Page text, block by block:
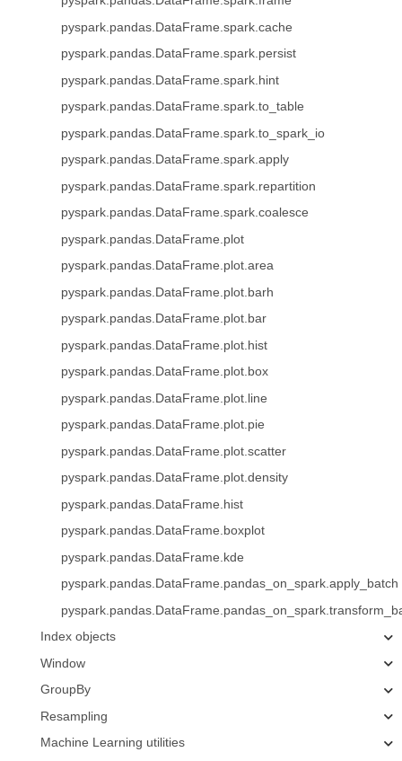
pyspark.pandas.DataFrame.spark.cache
pyspark.pandas.DataFrame.spark.persist
pyspark.pandas.DataFrame.spark.hint
pyspark.pandas.DataFrame.spark.to_table
pyspark.pandas.DataFrame.spark.to_spark_io
pyspark.pandas.DataFrame.spark.apply
pyspark.pandas.DataFrame.spark.repartition
pyspark.pandas.DataFrame.spark.coalesce
pyspark.pandas.DataFrame.plot
pyspark.pandas.DataFrame.plot.area
pyspark.pandas.DataFrame.plot.barh
pyspark.pandas.DataFrame.plot.bar
pyspark.pandas.DataFrame.plot.hist
pyspark.pandas.DataFrame.plot.box
pyspark.pandas.DataFrame.plot.line
pyspark.pandas.DataFrame.plot.pie
pyspark.pandas.DataFrame.plot.scatter
pyspark.pandas.DataFrame.plot.density
pyspark.pandas.DataFrame.hist
pyspark.pandas.DataFrame.boxplot
pyspark.pandas.DataFrame.kde
pyspark.pandas.DataFrame.pandas_on_spark.apply_batch
Index objects
Window
GroupBy
Resampling
Machine Learning utilities